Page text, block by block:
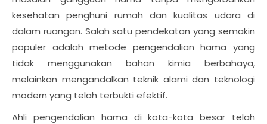
kesehatan penghuni rumah dan kualitas udara di
dalam ruangan. Salah satu pendekatan yang semakin
populer adalah metode pengendalian hama yang
tidak menggunakan bahan kimia berbahaya,
melainkan mengandalkan teknik alami dan teknologi
modern yang telah terbukti efektif.
Ahli pengendalian hama di kota-kota besar telah